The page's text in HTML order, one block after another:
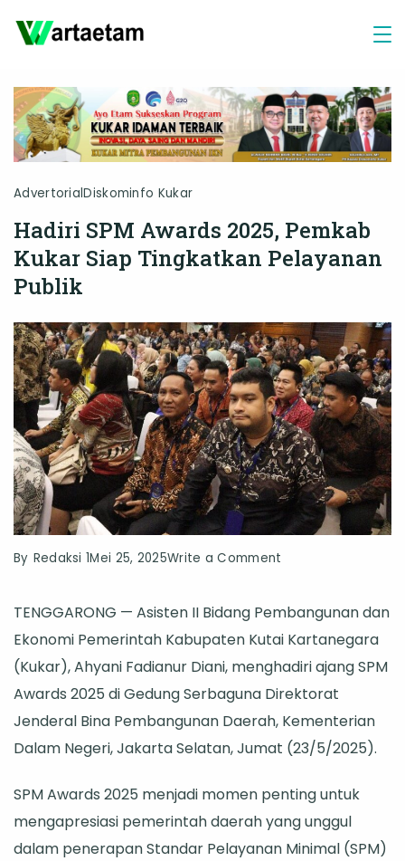
AdvertorialDiskominfo Kukar
Hadiri SPM Awards 2025, Pemkab
Kukar Siap Tingkatkan Pelayanan
Publik
By Redaksi 1Mei 25, 2025Write a Comment
SPM
Awards
2025,
Pemkab
Kukar
Siap
Pelayanan
Publik
TENGGARONG — Asisten II Bidang Pembangunan dan
Ekonomi Pemerintah Kabupaten Kutai Kartanegara
(Kukar), Ahyani Fadianur Diani, menghadiri ajang SPM
Awards 2025 di Gedung Serbaguna Direktorat
Jenderal Bina Pembangunan Daerah, Kementerian
Dalam Negeri, Jakarta Selatan, Jumat (23/5/2025).
SPM Awards 2025 menjadi momen penting untuk
mengapresiasi pemerintah daerah yang unggul
dalam penerapan Standar Pelayanan Minimal (SPM)